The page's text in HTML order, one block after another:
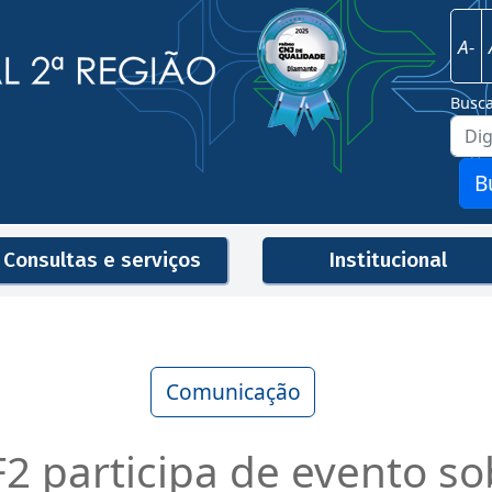
Justiça Federal - 2ª Região
Imagem
A-
Consultas e serviços Institucional
Comunicação
participa de evento